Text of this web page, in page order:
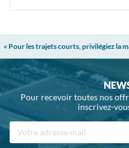
« Pour les trajets courts, privilégiez la
Pour recevoir toutes nos
inscrivez-